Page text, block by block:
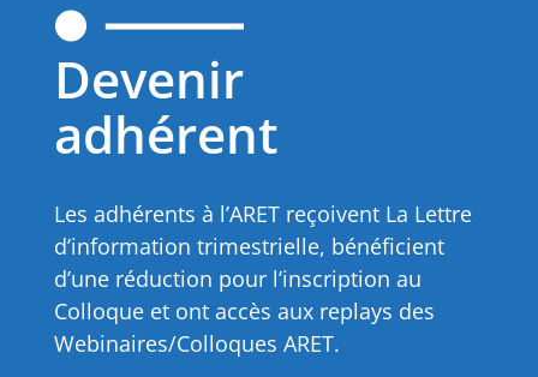
Devenir
adhérent
Les adhérents à l’ARET reçoivent La Lettre
d’information trimestrielle, bénéficient
d’une réduction pour l’inscription au
Colloque et ont accès aux replays des
Webinaires/Colloques ARET.